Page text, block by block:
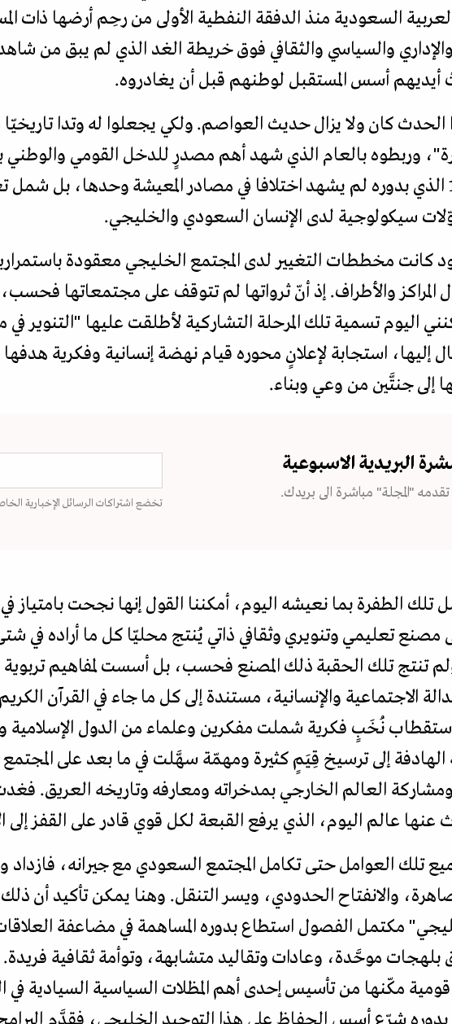
السعودية منذ الدفقة النفطية الأولى من رحِم أرضها ذات
والسياسي والثقافي فوق خريطة الغد الذي لم يبق من
أيديهم أسس المستقبل لوطنهم قبل أن يغادروه.
الحدث كان ولا يزال حديث العواصم. ولكي يجعلوا له وتدا تاريخيّا
وربطوه بالعام الذي شهد أهم مصدرٍ للدخل القومي والوطني
السعودي 1969 الذي بدوره لم يشهد اختلافا في مصادر المعيشة وحدها، بل
سيكولوجية لدى الإنسان السعودي والخليجي.
كانت مخططات التغيير لدى المجتمع الخليجي معقودة
المراكز والأطراف. إذ أنّ ثرواتها لم تتوقف على مجتمعاتها
اليوم تسمية تلك المرحلة التشاركية لأطلقت عليها "التنوير
إليها، استجابة لإعلانٍ محوره قيام نهضة إنسانية وفكرية
إلى جنتَّين من وعي وبناء.
البريدية الاسبوعية
"المجلة" مباشرة الى بريدك.
تخضع اشتراكات الرسائل الإخبارية
تلك الطفرة بما نعيشه اليوم، أمكننا القول إنها نجحت بامتياز
مصنع تعليمي وتنويري وثقافي ذاتي يُنتج محليّا كل ما أراده في
تنتج تلك الحقبة ذلك المصنع فحسب، بل أسست لمفاهيم تربوية
الاجتماعية والإنسانية، مستندة إلى كل ما جاء في القرآن
نُخَبٍ فكرية شملت مفكرين وعلماء من الدول الإسلامية
الهادفة إلى ترسيخ قِيَمٍ كثيرة ومهمّة سهَّلت في ما بعد على
ومشاركة العالم الخارجي بمدخراته ومعارفه وتاريخه العريق.
عالم اليوم، الذي يرفع القبعة لكل قوي قادر على القفز إلى
تلك العوامل حتى تكامل المجتمع السعودي مع جيرانه، فازداد
والانفتاح الحدودي، ويسر التنقل. وهنا يمكن تأكيد أن
مكتمل الفصول استطاع بدوره المساهمة في مضاعفة
موحَّدة، وعادات وتقاليد متشابهة، وتوأمة ثقافية
قومية مكّنها من تأسيس إحدى أهم المظلات السياسية السيادية